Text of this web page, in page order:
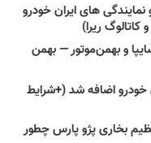
های ایران خودرو
ریرا)
و بهمن‌موتور — بهمن
خودرو اضافه شد (+شرایط
بخاری پژو پارس چطور